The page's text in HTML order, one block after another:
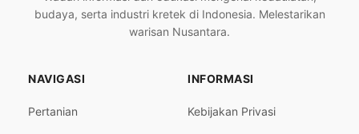
budaya, serta industri kretek di Indonesia. Melestarikan
warisan Nusantara.
NAVIGASI
Pertanian
INFORMASI
Kebijakan Privasi